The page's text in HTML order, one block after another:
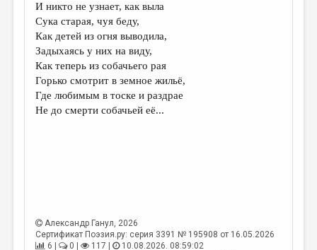
СТРАНИЦЫ ПАМЯТИ
ОБЪЯВЛЕНИЯ
КОЛОНКА РЕДАКТОРА
РЕДКОЛЛЕГИЯ
КУЛЬТУРОВЕДЕНИЕ
ПУБЛИЦИСТИКА
И никто не узнает, как выла
Сука старая, чуя беду,
Как детей из огня выводила,
Задыхаясь у них на виду,
Как теперь из собачьего рая
Горько смотрит в земное жильё,
Где любимым в тоске и раздрае
Не до смерти собачьей её...
Александр Ганул, 2026
Сертификат Поэзия.ру: серия 3391 № 195908 от 16.05.2026
6 |
0 | 117 |
10.08.2026. 08:59:02